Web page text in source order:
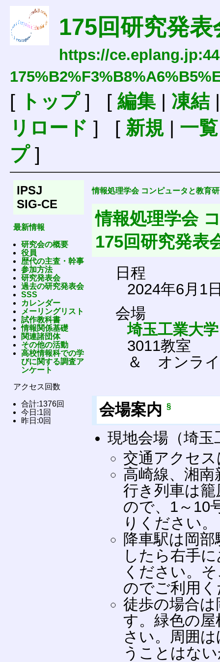
175回研究発表
https://
[ トップ] [ 編集| 凍結
リロード ] [ 新規| 一覧
プ]
IPSJ
SIG-CE
最新情報
研究会の概要
役員
歴代の主査・幹事
参加方法
研究発表会
過去の研究発表会
SSS
カレンダー
メーリングリスト
試作教科書
情報関係基礎
関連諸団体
その他の活動
高校情報科での学
びに関する調査ア
ンケート
アクセス回数
合計:1376回
今日:1回
昨日:0回
情報処理学会 コンピュータと教育
情報処理学会
175回研究発表
日程
2024年6月1
会場
埼玉工業大学
3011教室
＆ オンラ
会場案内§
現地会場（埼
交通アクセス
高崎線、湘
行き列車は
ので、1～10
りください。
降車駅は岡
したら右手
ください。
のでご利用
徒歩の場合
す。緑色の
さい。周囲
うことはな